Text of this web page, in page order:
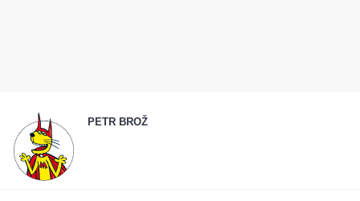
PETR BROŽ